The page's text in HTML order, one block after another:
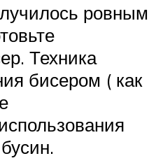
ровным
Техника
бисером ( как